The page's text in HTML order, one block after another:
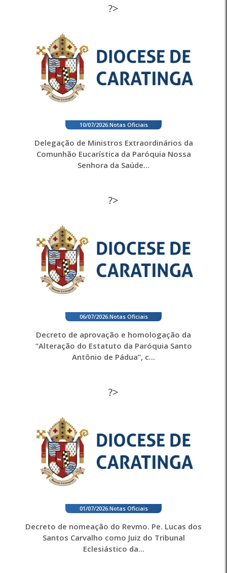
?>
10/07/2026. Notas Oficiais
Delegação de Ministros Extraordinários da
Comunhão Eucarística da Paróquia Nossa
Senhora da Saúde...
?>
06/07/2026. Notas Oficiais
Decreto de aprovação e homologação da
“Alteração do Estatuto da Paróquia Santo
Antônio de Pádua”, c...
?>
01/07/2026. Notas Oficiais
Decreto de nomeação do Revmo. Pe. Lucas dos
Santos Carvalho como Juiz do Tribunal
Eclesiástico da...